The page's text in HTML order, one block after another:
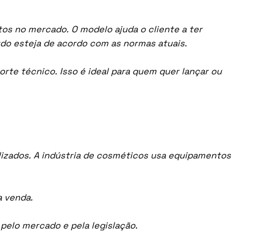
no mercado. O modelo ajuda o cliente a ter
esteja de acordo com as normas atuais.
técnico. Isso é ideal para quem quer lançar ou
A indústria de cosméticos usa equipamentos
venda.
mercado e pela legislação.